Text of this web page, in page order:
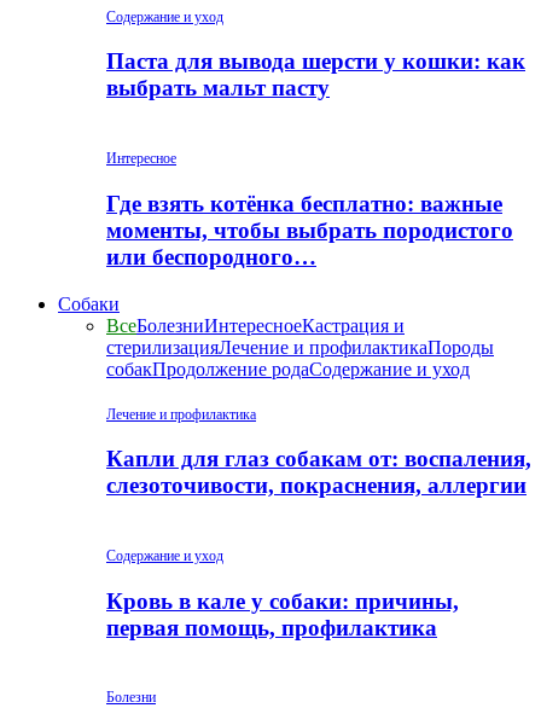
Содержание и уход
Паста для вывода шерсти у кошки: как
выбрать мальт пасту
Интересное
Где взять котёнка бесплатно: важные
моменты, чтобы выбрать породистого
или беспородного…
Собаки
ВсеБолезниИнтересноеКастрация и
стерилизацияЛечение и профилактикаПороды
собакПродолжение родаСодержание и уход
Лечение и профилактика
Капли для глаз собакам от: воспаления,
слезоточивости, покраснения, аллергии
Содержание и уход
Кровь в кале у собаки: причины,
первая помощь, профилактика
Болезни